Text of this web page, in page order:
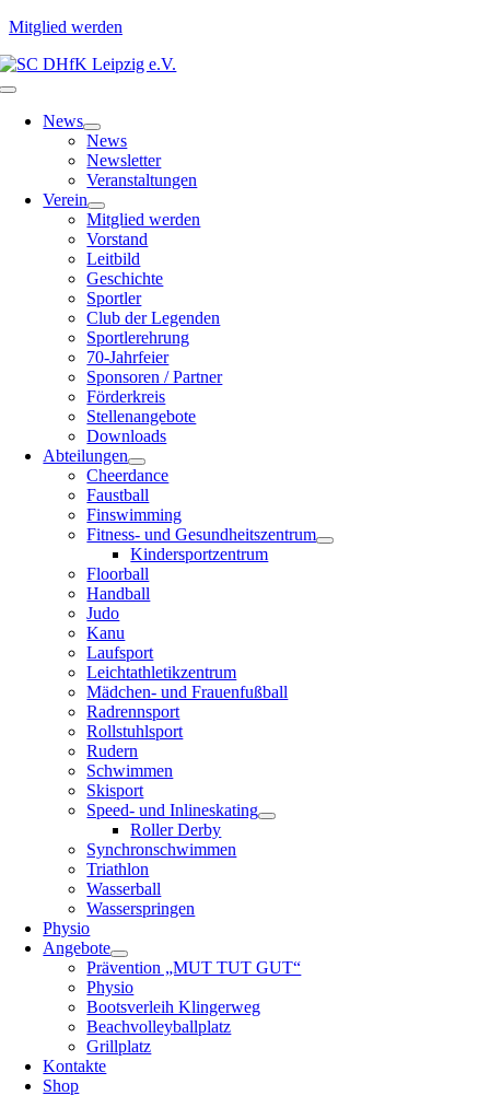
Mitglied werden
Zum
Inhalt
Toggle
NavigationNews
News
Newsletter
Veranstaltungen
Verein
Mitglied werden
Vorstand
Leitbild
Geschichte
Sportler
Club der Legenden
Sportlerehrung
70-Jahrfeier
Sponsoren / Partner
Förderkreis
Stellenangebote
Downloads
Abteilungen
Cheerdance
Faustball
Finswimming
Fitness- und Gesundheitszentrum
Kindersportzentrum
Floorball
Handball
Judo
Kanu
Laufsport
Leichtathletikzentrum
Mädchen- und Frauenfußball
Radrennsport
Rollstuhlsport
Rudern
Schwimmen
Skisport
Speed- und Inlineskating
Roller Derby
Synchronschwimmen
Triathlon
Wasserball
Wasserspringen
Physio
Angebote
Prävention „MUT TUT GUT“
Physio
Bootsverleih Klingerweg
Beachvolleyballplatz
Grillplatz
Kontakte
Shop